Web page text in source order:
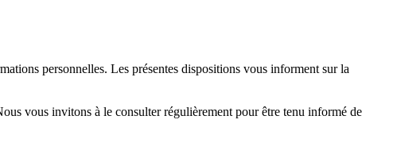
personnelles. Les présentes dispositions vous informent sur la
vous invitons à le consulter régulièrement pour être tenu informé de